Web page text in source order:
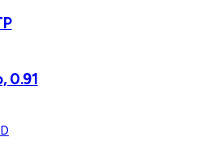
0.91